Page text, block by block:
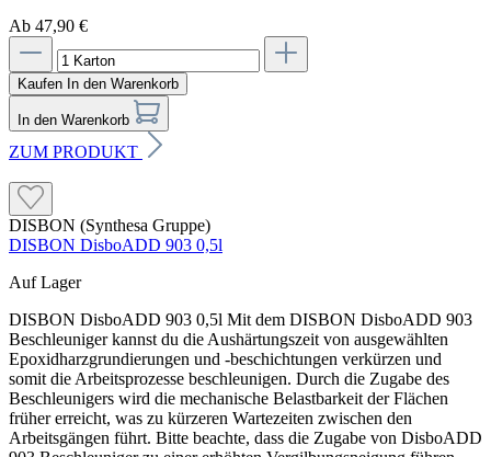
Ab 47,90 €
Kaufen In den Warenkorb
In den Warenkorb
ZUM PRODUKT
DISBON (Synthesa Gruppe)
DISBON DisboADD 903 0,5l
Auf Lager
DISBON DisboADD 903 0,5l Mit dem DISBON DisboADD 903
Beschleuniger kannst du die Aushärtungszeit von ausgewählten
Epoxidharzgrundierungen und -beschichtungen verkürzen und
somit die Arbeitsprozesse beschleunigen. Durch die Zugabe des
Beschleunigers wird die mechanische Belastbarkeit der Flächen
früher erreicht, was zu kürzeren Wartezeiten zwischen den
Arbeitsgängen führt. Bitte beachte, dass die Zugabe von DisboADD